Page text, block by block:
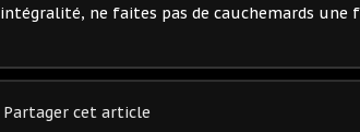
intégralité, ne faites pas de cauchemards une
Partager cet article